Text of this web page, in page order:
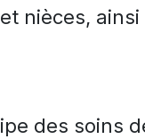
nièces,
des soins